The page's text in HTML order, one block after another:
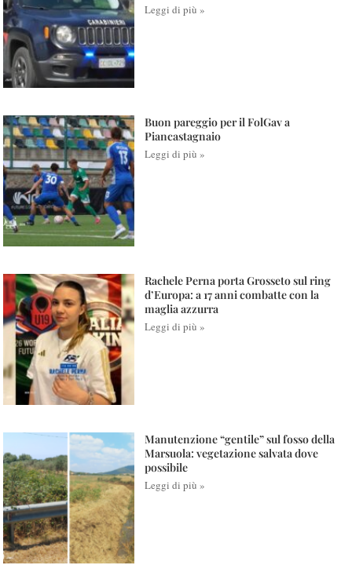
Leggi di più »
Buon pareggio per il FolGav a
Piancastagnaio
Leggi di più »
Rachele Perna porta Grosseto sul ring
d’Europa: a 17 anni combatte con la
maglia azzurra
Leggi di più »
Manutenzione “gentile” sul fosso della
Marsuola: vegetazione salvata dove
possibile
Leggi di più »